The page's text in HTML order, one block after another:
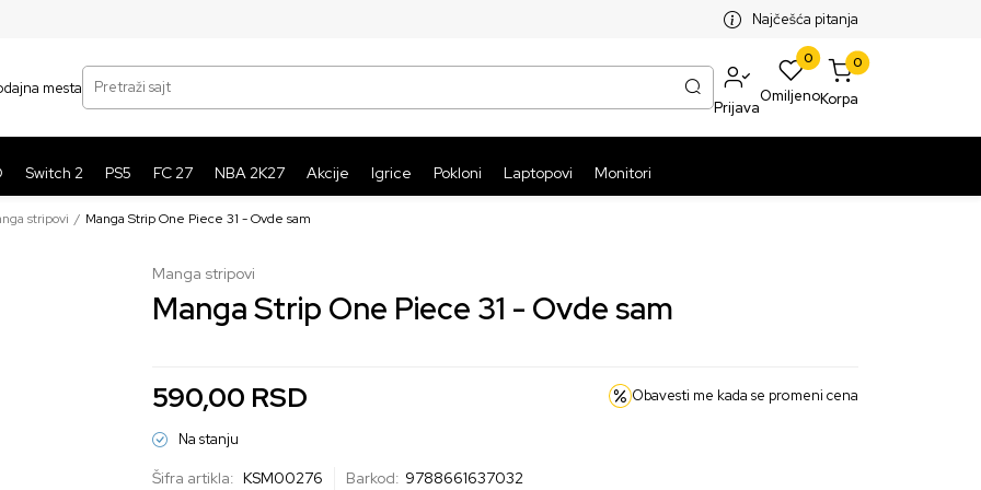
BESPLATNA ISPORUKA PAKETA PREKO 5999 RSDNajčešća pitanja
mesta
Pretraži sajt
Prijava
0
Omiljeno
0
Korpa
Switch 2 PS5 FC 27 NBA 2K27 Akcije Igrice Pokloni Laptopovi Monitori
stripovi Manga Strip One Piece 31 - Ovde sam
Manga stripovi
Manga Strip One Piece 31 - Ovde sam
590,00 RSD Obavesti me kada se promeni cena
Na stanju
Šifra artikla: KSM00276 Barkod: 9788661637032